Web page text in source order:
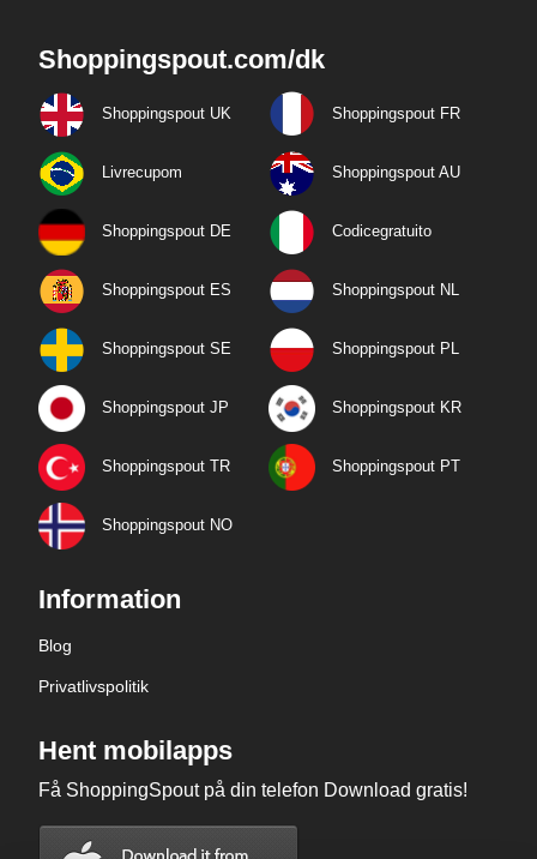
Shoppingspout.com/dk
Shoppingspout UK Shoppingspout FR
Livrecupom Shoppingspout AU
Shoppingspout DE Codicegratuito
Shoppingspout ES Shoppingspout NL
Shoppingspout SE Shoppingspout PL
Shoppingspout JP Shoppingspout KR
Shoppingspout TR Shoppingspout PT
Shoppingspout NO
Information
Blog
Privatlivspolitik
Hent mobilapps
Få ShoppingSpout på din telefon Download gratis!